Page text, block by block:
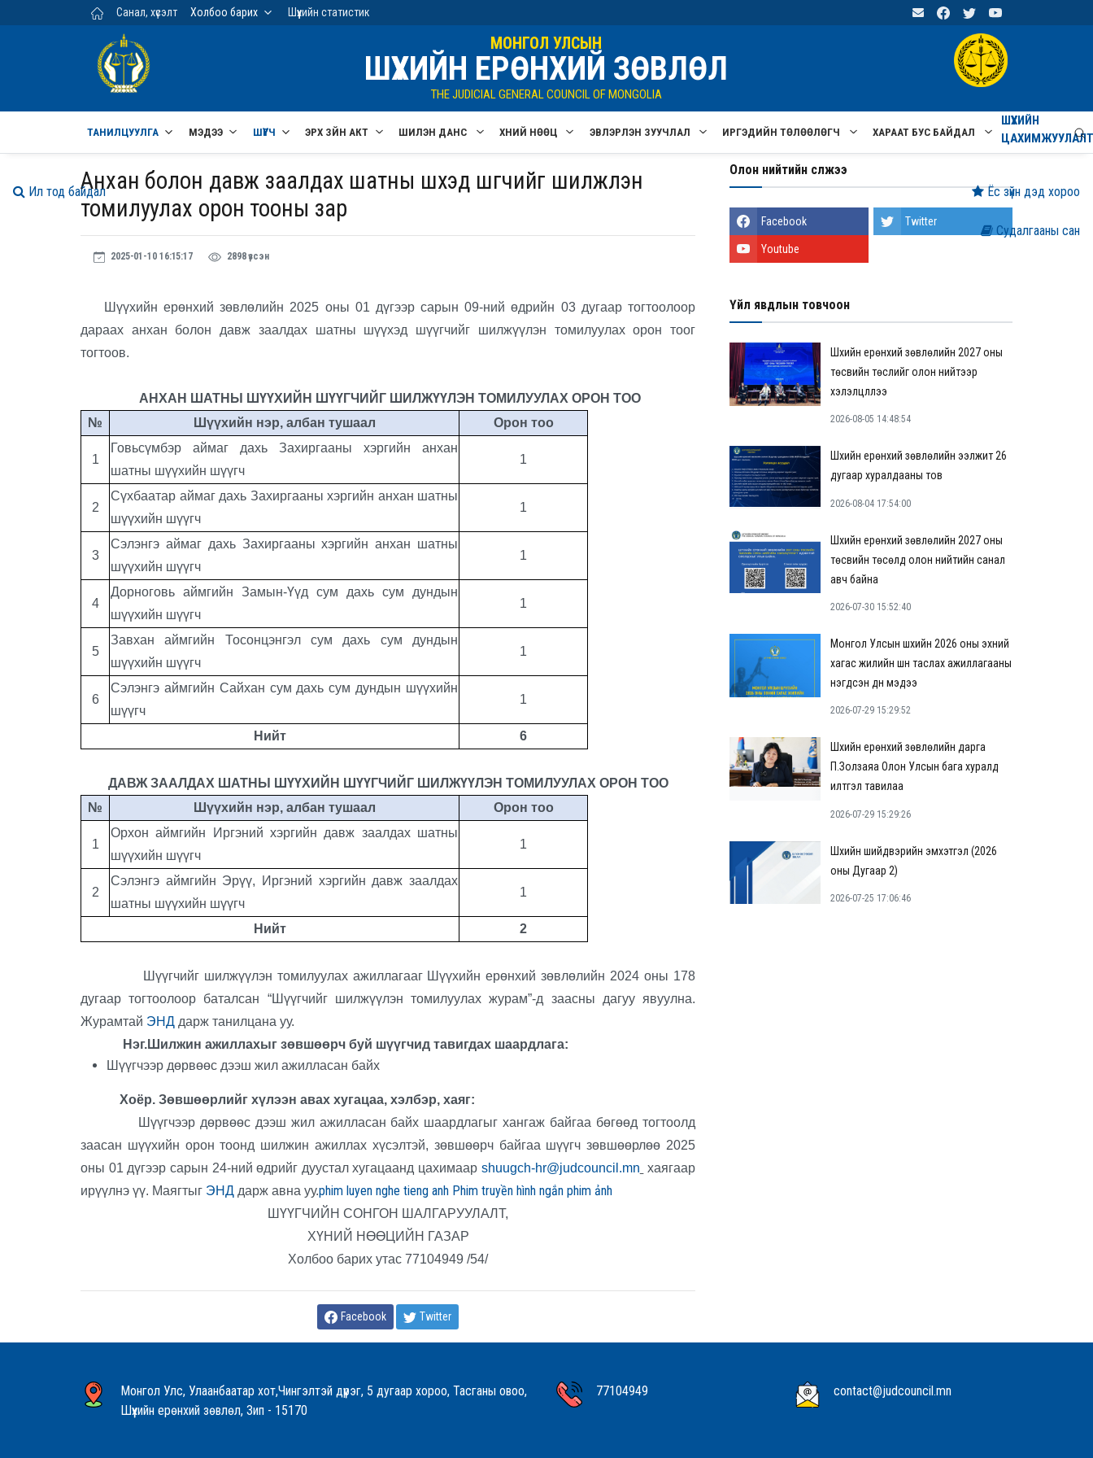
Үндсэн агуулга руу шилжих
Санал, хүсэлт Холбоо барих Шүүхийн статистик
МОНГОЛ УЛСЫН
ШҮҮХИЙН ЕРӨНХИЙ ЗӨВЛӨЛ
THE JUDICIAL GENERAL COUNCIL OF MONGOLIA
ТАНИЛЦУУЛГА МЭДЭЭ ШҮҮГЧ ЭРХ ЗҮЙН АКТ ШИЛЭН ДАНС ХҮНИЙ НӨӨЦ ЭВЛЭРҮҮЛЭН ЗУУЧЛАЛ ИРГЭДИЙН ТӨЛӨӨЛӨГЧ ХАРААТ БУС БАЙДАЛ
ШҮҮХИЙН
Анхан болон давж заалдах шатны шүүхэд шүүгчийг шилжүүлэн
томилуулах орон тооны зар
2025-01-10 16:15:17 2898 үзсэн
Шүүхийн ерөнхий зөвлөлийн 2025 оны 01 дүгээр сарын 09-ний өдрийн 03 дугаар тогтоолоор
дараах анхан болон давж заалдах шатны шүүхэд шүүгчийг шилжүүлэн томилуулах орон тоог
тогтоов.
АНХАН ШАТНЫ ШҮҮХИЙН ШҮҮГЧИЙГ ШИЛЖҮҮЛЭН ТОМИЛУУЛАХ ОРОН ТОО
№
Шүүхийн нэр, албан тушаал Орон тоо
1
Говьсүмбэр аймаг дахь Захиргааны хэргийн анхан
шатны шүүхийн шүүгч
1
2
Сүхбаатар аймаг дахь Захиргааны хэргийн анхан шатны
шүүхийн шүүгч
1
3
Сэлэнгэ аймаг дахь Захиргааны хэргийн анхан шатны
шүүхийн шүүгч
1
4
Дорноговь аймгийн Замын-Үүд сум дахь сум дундын
шүүхийн шүүгч
1
5
Завхан аймгийн Тосонцэнгэл сум дахь сум дундын
шүүхийн шүүгч
1
6
Сэлэнгэ аймгийн Сайхан сум дахь сум дундын шүүхийн
шүүгч
1
Нийт 6
ДАВЖ ЗААЛДАХ ШАТНЫ ШҮҮХИЙН ШҮҮГЧИЙГ ШИЛЖҮҮЛЭН ТОМИЛУУЛАХ ОРОН ТОО
№
Шүүхийн нэр, албан тушаал Орон тоо
1
Орхон аймгийн Иргэний хэргийн давж заалдах шатны
шүүхийн шүүгч
1
2
Сэлэнгэ аймгийн Эрүү, Иргэний хэргийн давж заалдах
шатны шүүхийн шүүгч
1
Нийт 2
Шүүгчийг шилжүүлэн томилуулах ажиллагааг Шүүхийн ерөнхий зөвлөлийн 2024 оны 178
дугаар тогтоолоор баталсан “Шүүгчийг шилжүүлэн томилуулах журам”-д заасны дагуу явуулна.
Журамтай ЭНД дарж танилцана уу.
Нэг.Шилжин ажиллахыг зөвшөөрч буй шүүгчид тавигдах шаардлага:
Шүүгчээр дөрвөөс дээш жил ажилласан байх
Хоёр. Зөвшөөрлийг хүлээн авах хугацаа, хэлбэр, хаяг:
Шүүгчээр дөрвөөс дээш жил ажилласан байх шаардлагыг хангаж байгаа бөгөөд тогтоолд
заасан шүүхийн орон тоонд шилжин ажиллах хүсэлтэй, зөвшөөрч байгаа шүүгч зөвшөөрлөө 2025
оны 01 дүгээр сарын 24-ний өдрийг дуустал хугацаанд цахимаар shuugch-hr@judcouncil.mn хаягаар
ирүүлнэ үү. Маягтыг ЭНД дарж авна уу.phim luyen nghe tieng anh Phim truyền hình ngắn phim ảnh
ШҮҮГЧИЙН СОНГОН ШАЛГАРУУЛАЛТ,
ХҮНИЙ НӨӨЦИЙН ГАЗАР
Холбоо барих утас 77104949 /54/
Facebook Twitter
Олон нийтийн сүлжээ
Facebook Twitter
Youtube
Үйл явдлын товчоон
Шүүхийн ерөнхий зөвлөлийн 2027 оны
төсвийн төслийг олон нийтээр
хэлэлцүүллээ
2026-08-05 14:48:54
Шүүхийн ерөнхий зөвлөлийн ээлжит 26
дугаар хуралдааны тов
2026-08-04 17:54:00
Шүүхийн ерөнхий зөвлөлийн 2027 оны
төсвийн төсөлд олон нийтийн санал
авч байна
2026-07-30 15:52:40
Монгол Улсын шүүхийн 2026 оны эхний
хагас жилийн шүүн таслах ажиллагааны
нэгдсэн дүн мэдээ
2026-07-29 15:29:52
Шүүхийн ерөнхий зөвлөлийн дарга
П.Золзаяа Олон Улсын бага хуралд
илтгэл тавилаа
2026-07-29 15:29:26
Шүүхийн шийдвэрийн эмхэтгэл (2026
оны Дугаар 2)
2026-07-25 17:06:46
Монгол Улс, Улаанбаатар хот,Чингэлтэй дүүрэг, 5 дугаар хороо, Тасганы овоо,
Шүүхийн ерөнхий зөвлөл, Зип - 15170
77104949 contact@judcouncil.mn
Судалгааны сан
Ёс зүйн дэд хороо
Ил тод байдал